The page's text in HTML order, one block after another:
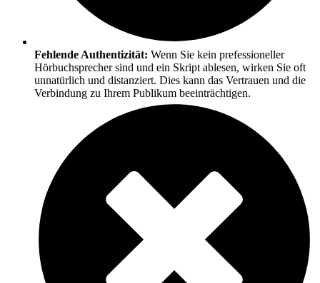
Fehlende Authentizität: Wenn Sie kein prefessioneller
Hörbuchsprecher sind und ein Skript ablesen, wirken Sie oft
unnatürlich und distanziert. Dies kann das Vertrauen und die
Verbindung zu Ihrem Publikum beeinträchtigen.